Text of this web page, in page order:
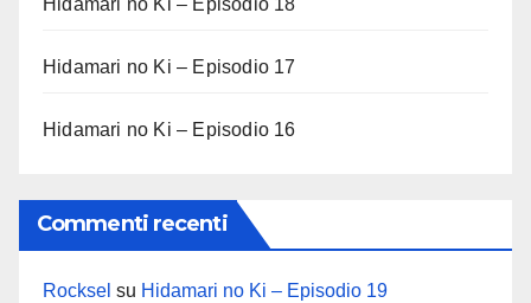
Hidamari no Ki – Episodio 18
Hidamari no Ki – Episodio 17
Hidamari no Ki – Episodio 16
Commenti recenti
Rocksel su Hidamari no Ki – Episodio 19